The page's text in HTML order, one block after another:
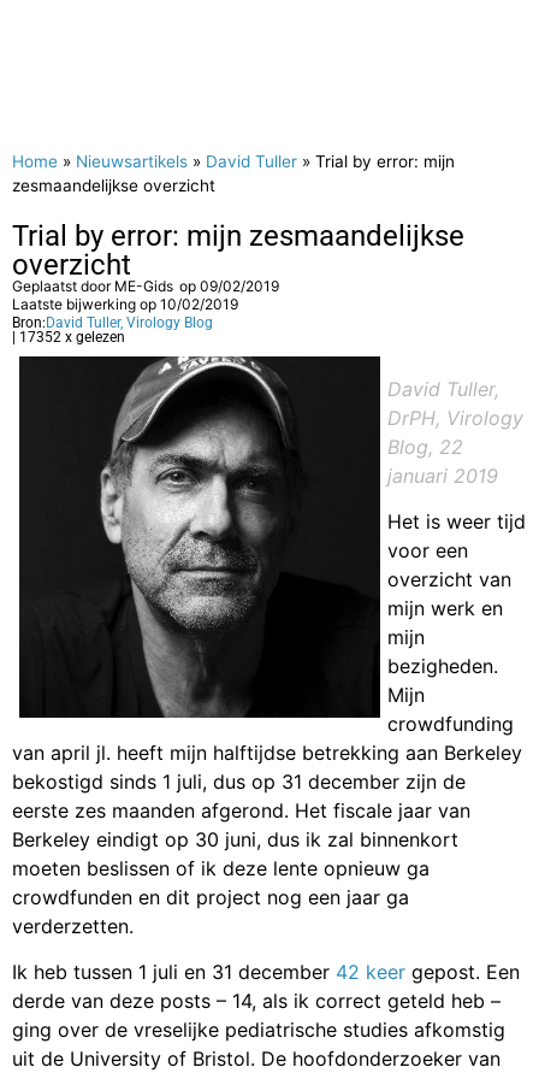
Home » Nieuwsartikels » David Tuller » Trial by error: mijn
zesmaandelijkse overzicht
Trial by error: mijn zesmaandelijkse
overzicht
Geplaatst door ME-Gids op 09/02/2019
Laatste bijwerking op 10/02/2019
Bron: David Tuller, Virology Blog
| 17352 x gelezen
David Tuller,
DrPH, Virology
Blog, 22
januari 2019
Het is weer tijd
voor een
overzicht van
mijn werk en
mijn
bezigheden.
Mijn
crowdfunding
van april jl. heeft mijn halftijdse betrekking aan Berkeley
bekostigd sinds 1 juli, dus op 31 december zijn de
eerste zes maanden afgerond. Het fiscale jaar van
Berkeley eindigt op 30 juni, dus ik zal binnenkort
moeten beslissen of ik deze lente opnieuw ga
crowdfunden en dit project nog een jaar ga
verderzetten.
Ik heb tussen 1 juli en 31 december 42 keer gepost. Een
derde van deze posts – 14, als ik correct geteld heb –
ging over de vreselijke pediatrische studies afkomstig
uit de University of Bristol. De hoofdonderzoeker van